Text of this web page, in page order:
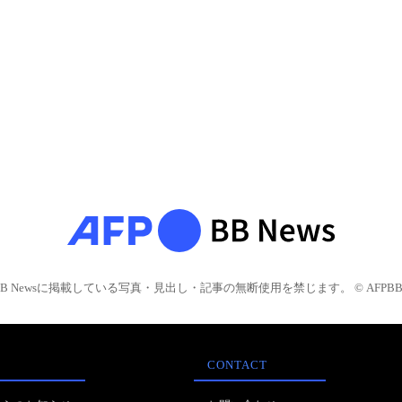
Newsに掲載している写真・見出し・記事の無断使用を禁じます。 © AFPBB
CONTACT